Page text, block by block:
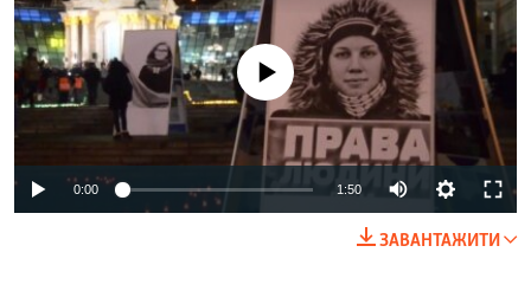
КИТАЙ.ВИКЛИКИ
МУЛЬТИМЕДІА
ФОТО
ПОДКАСТИ
No media source currently available
0:00 1:50
ЗАВАНТАЖИТИ